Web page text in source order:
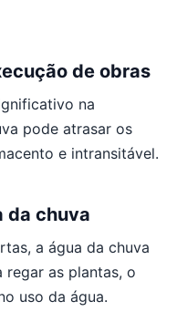
de obras
na
pode atrasar os
e intransitável.
da chuva
a água da chuva
regar as plantas, o
uso da água.